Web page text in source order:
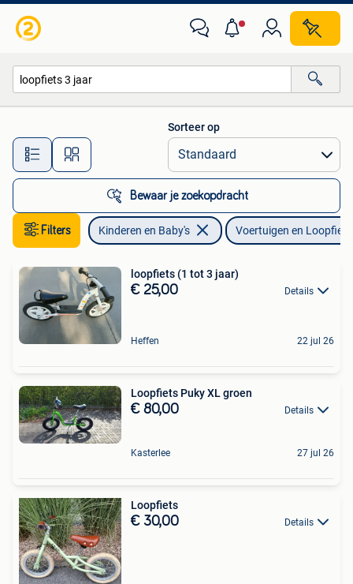
Alle afstanden…
Sorteer op
Bewaar je zoekopdracht
Filters Kinderen en Baby's Voertuigen en
loopfiets (1 tot 3 jaar)
€ 25,00 Details
Heffen 22 jul 26
Loopfiets Puky XL groen
€ 80,00 Details
Kasterlee 27 jul 26
Loopfiets
€ 30,00 Details